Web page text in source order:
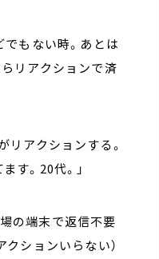
もない時。あとは
リアクションで済
アクションする。
す。20代。」
の端末で返信不要
ションいらない）